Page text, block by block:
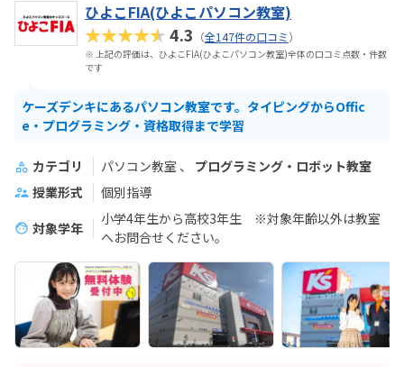
ひよこFIA(ひよこパソコン教室)
★★★★★4.3 （全147件の口コミ）
※ 上記の評価は、ひよこFIA(ひよこパソコン教室)全体の口コミ点数・件数
です
ケーズデンキにあるパソコン教室です。タイピングからOffic
e・プログラミング・資格取得まで学習
カテゴリ パソコン教室
プログラミング・ロボット教室
授業形式
個別指導
対象学年
小学4年生から高校3年生 ※対象年齢以外は教室
へお問合せください。